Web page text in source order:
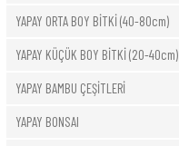
YAPAY ORTA BOY BİTKİ (40-80cm)
YAPAY KÜÇÜK BOY BİTKİ (20-40cm)
YAPAY BAMBU ÇEŞİTLERİ
YAPAY BONSAI